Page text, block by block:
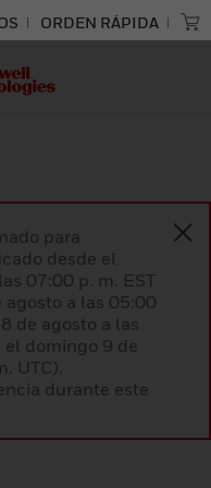
ORDEN RÁPIDA
para
desde el
07:00 p. m. EST
a las 05:00
de agosto a las
el domingo 9 de
UTC).
durante este